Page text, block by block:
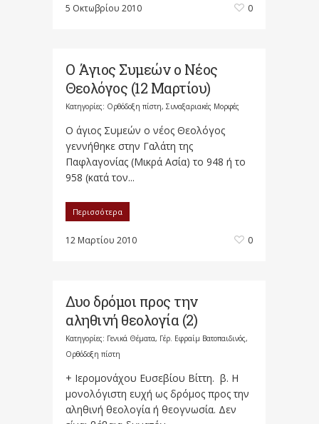
5 Οκτωβρίου 2010 0
Ο Άγιος Συμεών ο Νέος
Θεολόγος (12 Μαρτίου)
Κατηγορίες: Ορθόδοξη πίστη, Συναξαριακές Μορφές
Ο άγιος Συμεών ο νέος Θεολόγος
γεννήθηκε στην Γαλάτη της
Παφλαγονίας (Μικρά Ασία) το 948 ή το
958 (κατά τον...
Περισσότερα
12 Μαρτίου 2010 0
Δυο δρόμοι προς την
αληθινή θεολογία (2)
Κατηγορίες: Γενικά Θέματα, Γέρ. Εφραίμ Βατοπαιδινός,
Ορθόδοξη πίστη
+ Ιερομονάχου Ευσεβίου Βίττη. β. Η
μονολόγιστη ευχή ως δρόμος προς την
αληθινή θεολογία ή θεογνωσία. Δεν